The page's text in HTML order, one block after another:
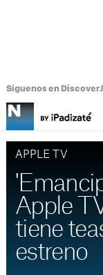
Síguenos en Discover
APPLE TV
Apple
tiene
estreno